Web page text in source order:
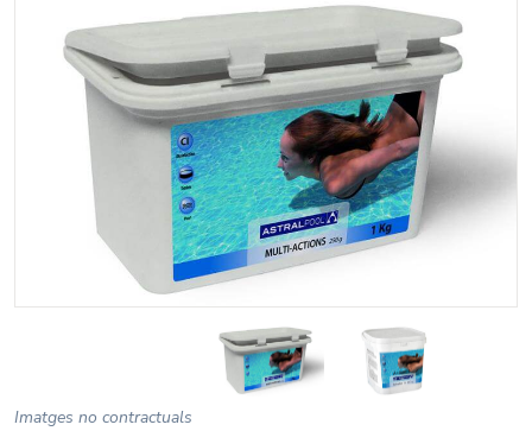
Imatges no contractuals